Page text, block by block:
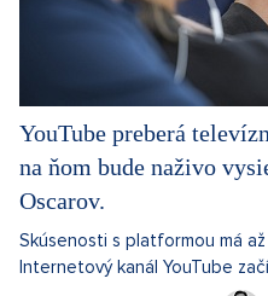
YouTube preberá
na ňom bude naživo
Oscarov.
Skúsenosti s platformou má
Internetový kanál YouTube